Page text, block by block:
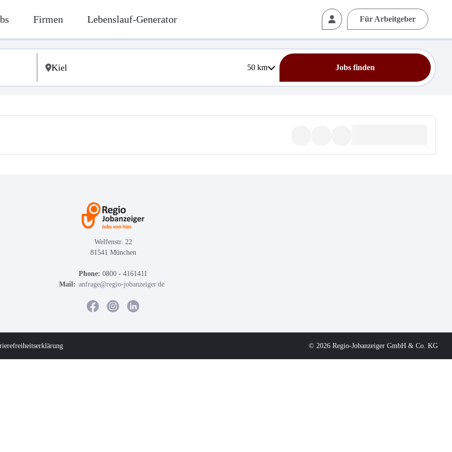
Firmen Lebenslauf-Generator Für Arbeitgeber
50km Jobs finden
Welfenstr. 22
81541 München
Phone: 0800 - 4161411
Mail: anfrage@regio-jobanzeiger.de
© 2026 Regio-Jobanzeiger GmbH & Co. KG